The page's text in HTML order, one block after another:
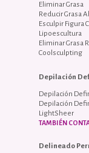
Eliminar Grasa
Reducir Grasa
Esculpir Figura
Lipoescultura
Eliminar Grasa
Coolsculpting
Depilación
Depilación
Depilación
LightSheer
TAMBIÉN
Delineado